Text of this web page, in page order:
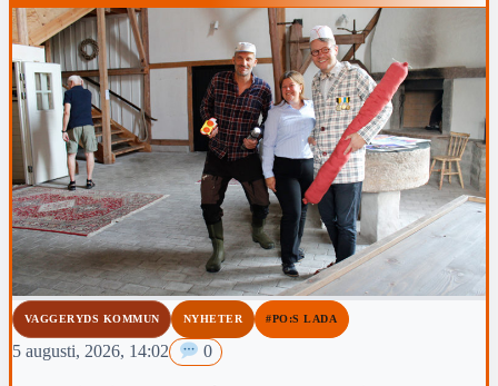
VAGGERYDS KOMMUN NYHETER #PO:S LADA
5 augusti, 2026, 14:02 0